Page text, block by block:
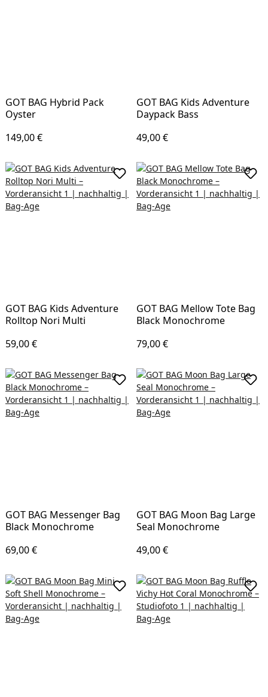
GOT BAG Hybrid Pack
Oyster
Regulärer Preis:
149,00 €
GOT BAG Kids Adventure
Daypack Bass
Regulärer Preis:
49,00 €
GOT BAG Kids Adventure
Rolltop Nori Multi
Regulärer Preis:
59,00 €
GOT BAG Mellow Tote Bag
Black Monochrome
Regulärer Preis:
79,00 €
GOT BAG Messenger Bag
Black Monochrome
Regulärer Preis:
69,00 €
GOT BAG Moon Bag Large
Seal Monochrome
Regulärer Preis:
49,00 €